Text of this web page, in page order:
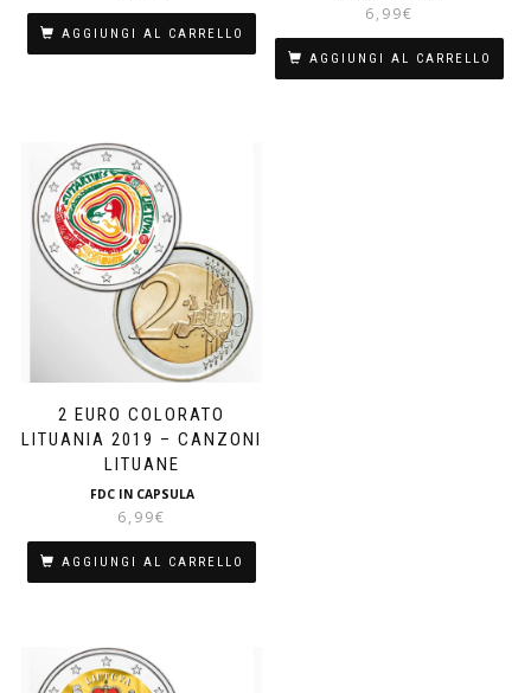
AGGIUNGI AL CARRELLO
6,99€
AGGIUNGI AL CARRELLO
2 EURO COLORATO
LITUANIA 2019 – CANZONI
LITUANE
FDC IN CAPSULA
6,99€
AGGIUNGI AL CARRELLO